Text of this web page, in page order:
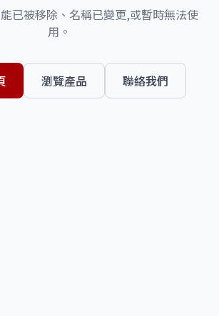
已被移除、名稱已變更,或暫時無法使
用。
瀏覽產品 聯絡我們